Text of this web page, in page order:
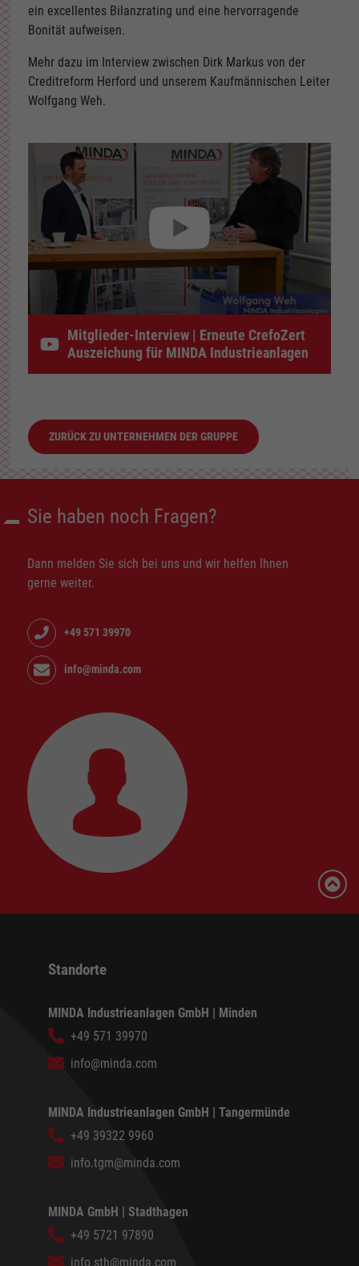
ein excellentes Bilanzrating und eine hervorragende
Bonität aufweisen.
Mehr dazu im Interview zwischen Dirk Markus von der
Creditreform Herford und unserem Kaufmännischen Leiter
Wolfgang Weh.
Mitglieder-Interview | Erneute CrefoZert
Auszeichung für MINDA Industrieanlagen
ZURÜCK ZU UNTERNEHMEN DER GRUPPE
Sie haben noch Fragen?
Dann melden Sie sich bei uns und wir helfen Ihnen
gerne weiter.
+49 571 39970
info@minda.com
Standorte
MINDA Industrieanlagen GmbH | Minden
+49 571 39970
info@minda.com
MINDA Industrieanlagen GmbH | Tangermünde
+49 39322 9960
info.tgm@minda.com
MINDA GmbH | Stadthagen
+49 5721 97890
info.sth@minda.com